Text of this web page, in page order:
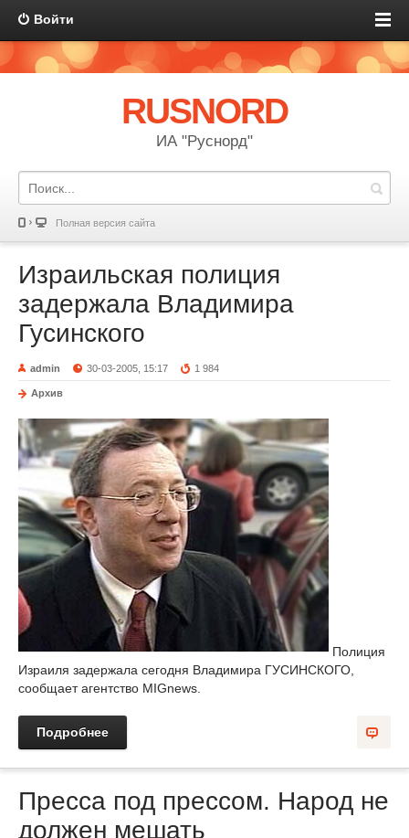
Войти
RUSNORD
ИА "Руснорд"
Полная версия сайта
Израильская полиция
задержала Владимира
Гусинского
admin 30-03-2005, 15:17 1 984
Архив
Полиция
Израиля задержала сегодня Владимира ГУСИНСКОГО,
сообщает агентство MIGnews.
Подробнее
Пресса под прессом. Народ не
должен мешать